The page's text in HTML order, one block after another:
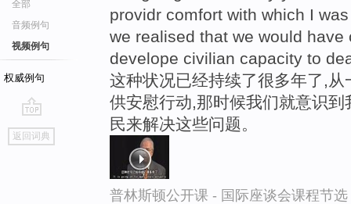
全部
音频例句
视频例句
权威例句
go
top
返回词典
providr comfort with which I
we realised that we would
develope civilian capacity to
这种状况已经持续了很多年了,
供安慰行动,那时候我们就意识
民来解决这些问题。
普林斯顿公开课 - 国际座谈会课程节选